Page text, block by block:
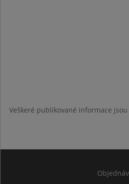
Veškeré publikované informace